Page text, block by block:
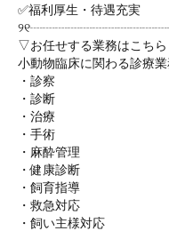
✅福利厚生・待遇充実
▽お任せする業務はこちら
小動物臨床に関わる診療業
・診察
・診断
・治療
・手術
・麻酔管理
・健康診断
・飼育指導
・救急対応
・飼い主様対応